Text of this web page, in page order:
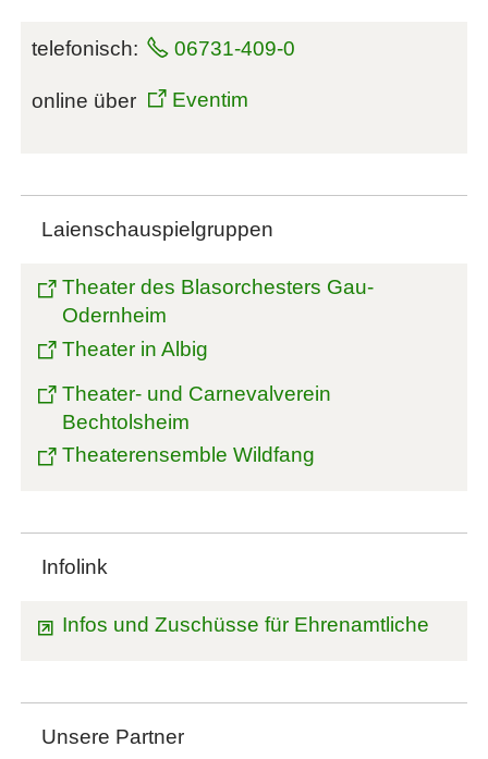
telefonisch: 06731-409-0
online über Eventim
Laienschauspielgruppen
Theater des Blasorchesters Gau-
Odernheim
Theater in Albig
Theater- und Carnevalverein
Bechtolsheim
Theaterensemble Wildfang
Infolink
Infos und Zuschüsse für Ehrenamtliche
Unsere Partner